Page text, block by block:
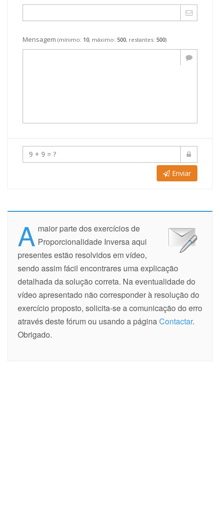
Mensagem (mínimo: 10, máximo: 500, restantes: 500)
Enviar
A maior parte dos exercícios de
Proporcionalidade Inversa aqui
presentes estão resolvidos em vídeo,
sendo assim fácil encontrares uma explicação
detalhada da solução correta. Na eventualidade do
vídeo apresentado não corresponder à resolução do
exercício proposto, solicita-se a comunicação do erro
através deste fórum ou usando a páginaContactar.
Obrigado.